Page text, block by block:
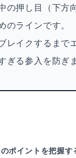
の押し目（下方
のラインです。
レイクするまで
ぎる参入を防ぎ
ポイントを把握す